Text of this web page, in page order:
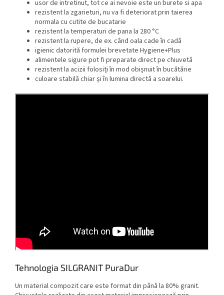
usor de intretinut, tot ce ai nevoie este un burete si apa
rezistent la zgarieturi, nu va fi deteriorat prin taierea
normala cu cutite de bucatarie
rezistent la temperaturi de pana la 280 °C
rezistent la rupere, de ex. când oala cade în cadă
igienic datorită formulei brevetate Hygiene+Plus
alimentele sigure pot fi preparate direct pe chiuvetă
rezistent la acizii folosiți în mod obișnuit în bucătărie
culoare stabilă chiar și în lumina directă a soarelui.
Tehnologia SILGRANIT PuraDur
Un material compozit care este format din până la 80% granit.